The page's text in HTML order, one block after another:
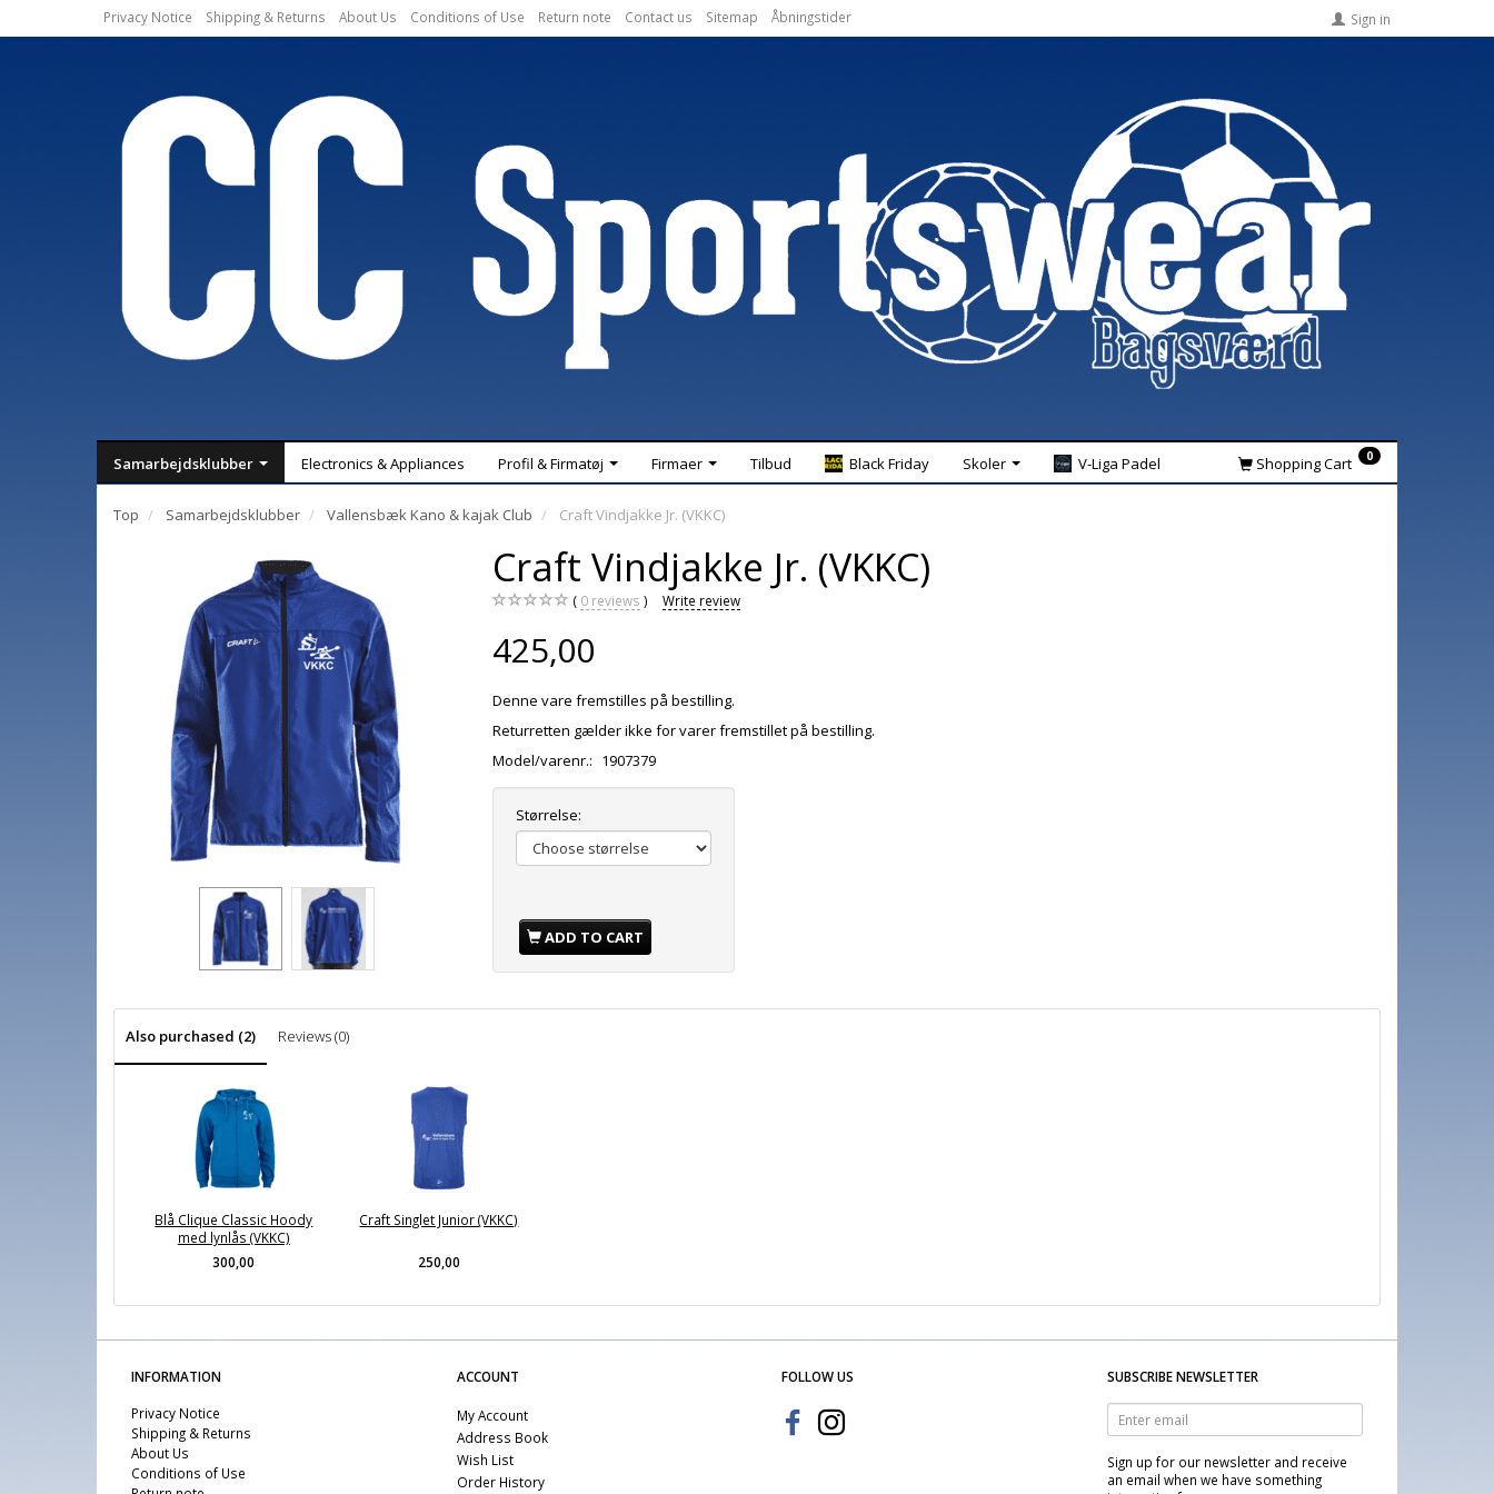
Privacy Notice Shipping & Returns About Us Conditions of Use Return note Contact us Sitemap Åbningstider Sign in
Samarbejdsklubber Electronics & Appliances Profil & Firmatøj Firmaer Tilbud Black Friday Skoler V-Liga Padel Shopping Cart 0
Top Samarbejdsklubber Vallensbæk Kano & kajak Club Craft Vindjakke Jr. (VKKC)
Craft Vindjakke Jr. (VKKC)
0 reviews Write review
425,00
Denne vare fremstilles på bestilling.
Returretten gælder ikke for varer fremstillet på bestilling.
Model/varenr.: 1907379
Størrelse:
ADD TO CART
Also purchased (2) Reviews (0)
Blå Clique Classic Hoody
med lynlås (VKKC)
300,00
Craft Singlet Junior (VKKC)
250,00
INFORMATION
Privacy Notice
Shipping & Returns
About Us
Conditions of Use
ACCOUNT
My Account
Address Book
Wish List
Order History
FOLLOW US
SUBSCRIBE NEWSLETTER
Enter
email
Sign up for our newsletter and receive
an email when we have something